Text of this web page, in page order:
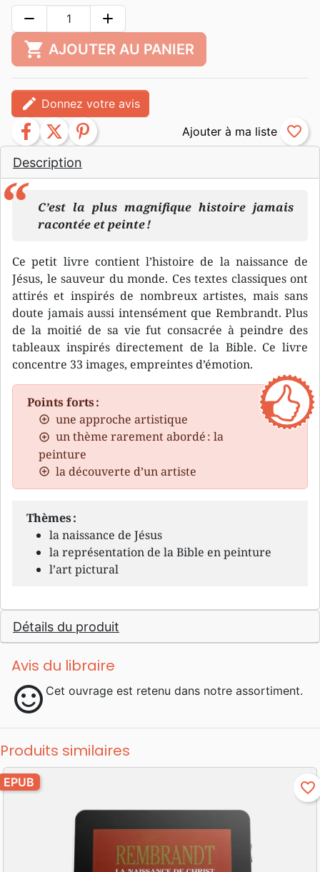
Description
C’est la plus magnifique histoire jamais
racontée et peinte !
Ce petit livre contient l’histoire de la naissance de
Jésus, le sauveur du monde. Ces textes classiques ont
attirés et inspirés de nombreux artistes, mais sans
doute jamais aussi intensément que Rembrandt. Plus
de la moitié de sa vie fut consacrée à peindre des
tableaux inspirés directement de la Bible. Ce livre
concentre 33 images, empreintes d’émotion.
Points forts :
une approche artistique
un thème rarement abordé : la
peinture
la découverte d’un artiste
Thèmes :
la naissance de Jésus
la représentation de la Bible en peinture
l’art pictural
Détails du produit
Avis du libraire
sentiment_satisfied Cet ouvrage est retenu dans notre assortiment.
remove add
shopping_cart AJOUTER AU PANIER
edit Donnez votre avis
facebook twitter pinterest favorite_border
Produits similaires
EPUB favorite_border